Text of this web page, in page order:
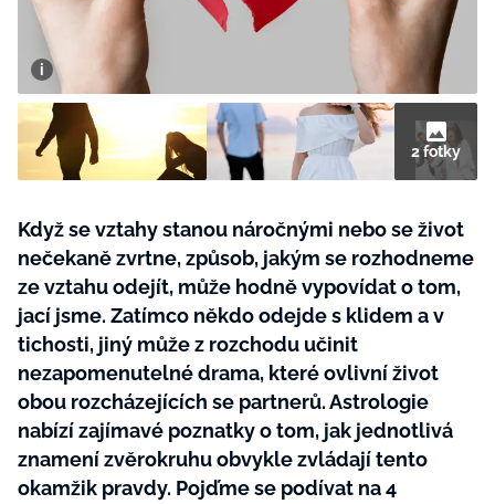
SVĚT ŽENY - 599 KČ
ROČNÍ PŘEDPLATNÉ SVĚT ŽENY +
SADA PRODUKTŮ MANA (10 ks)
2 fotky
Když se vztahy stanou náročnými nebo se život
nečekaně zvrtne, způsob, jakým se rozhodneme
ze vztahu odejít, může hodně vypovídat o tom,
jací jsme. Zatímco někdo odejde s klidem a v
tichosti, jiný může z rozchodu učinit
nezapomenutelné drama, které ovlivní život
obou rozcházejících se partnerů. Astrologie
nabízí zajímavé poznatky o tom, jak jednotlivá
znamení zvěrokruhu obvykle zvládají tento
okamžik pravdy. Pojďme se podívat na 4